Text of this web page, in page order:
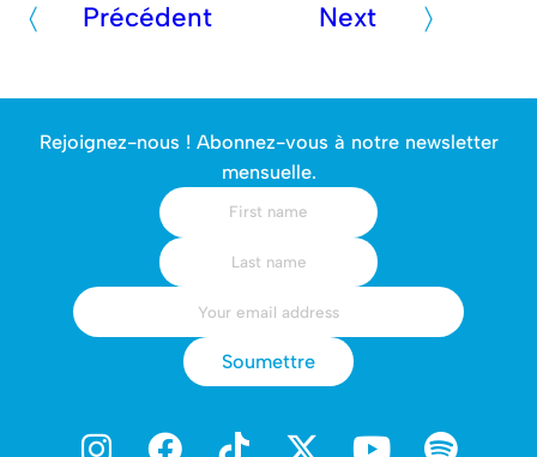
Précédent Next
Rejoignez-nous ! Abonnez-vous à notre newsletter
mensuelle.
Soumettre